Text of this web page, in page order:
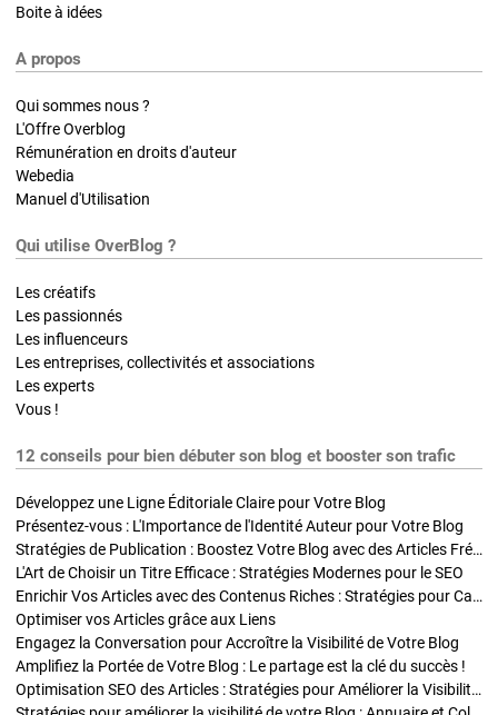
Boite à idées
A propos
Qui sommes nous ?
L'Offre Overblog
Rémunération en droits d'auteur
Webedia
Manuel d'Utilisation
Qui utilise OverBlog ?
Les créatifs
Les passionnés
Les influenceurs
Les entreprises, collectivités et associations
Les experts
Vous !
12 conseils pour bien débuter son blog et booster son trafic
Développez une Ligne Éditoriale Claire pour Votre Blog
Présentez-vous : L'Importance de l'Identité Auteur pour Votre Blog
Stratégies de Publication : Boostez Votre Blog avec des Articles Fréquents et Exclusifs
L'Art de Choisir un Titre Efficace : Stratégies Modernes pour le SEO
Enrichir Vos Articles avec des Contenus Riches : Stratégies pour Captiver et Optimiser
Optimiser vos Articles grâce aux Liens
Engagez la Conversation pour Accroître la Visibilité de Votre Blog
Amplifiez la Portée de Votre Blog : Le partage est la clé du succès !
Optimisation SEO des Articles : Stratégies pour Améliorer la Visibilité de Votre Blog